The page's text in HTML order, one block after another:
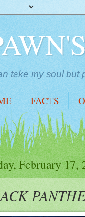
take my soul but
FACTS
February 17,